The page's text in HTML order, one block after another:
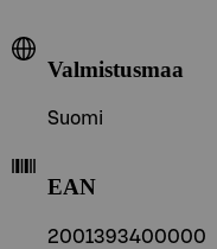
Valmistusmaa
Suomi
EAN
2001393400000